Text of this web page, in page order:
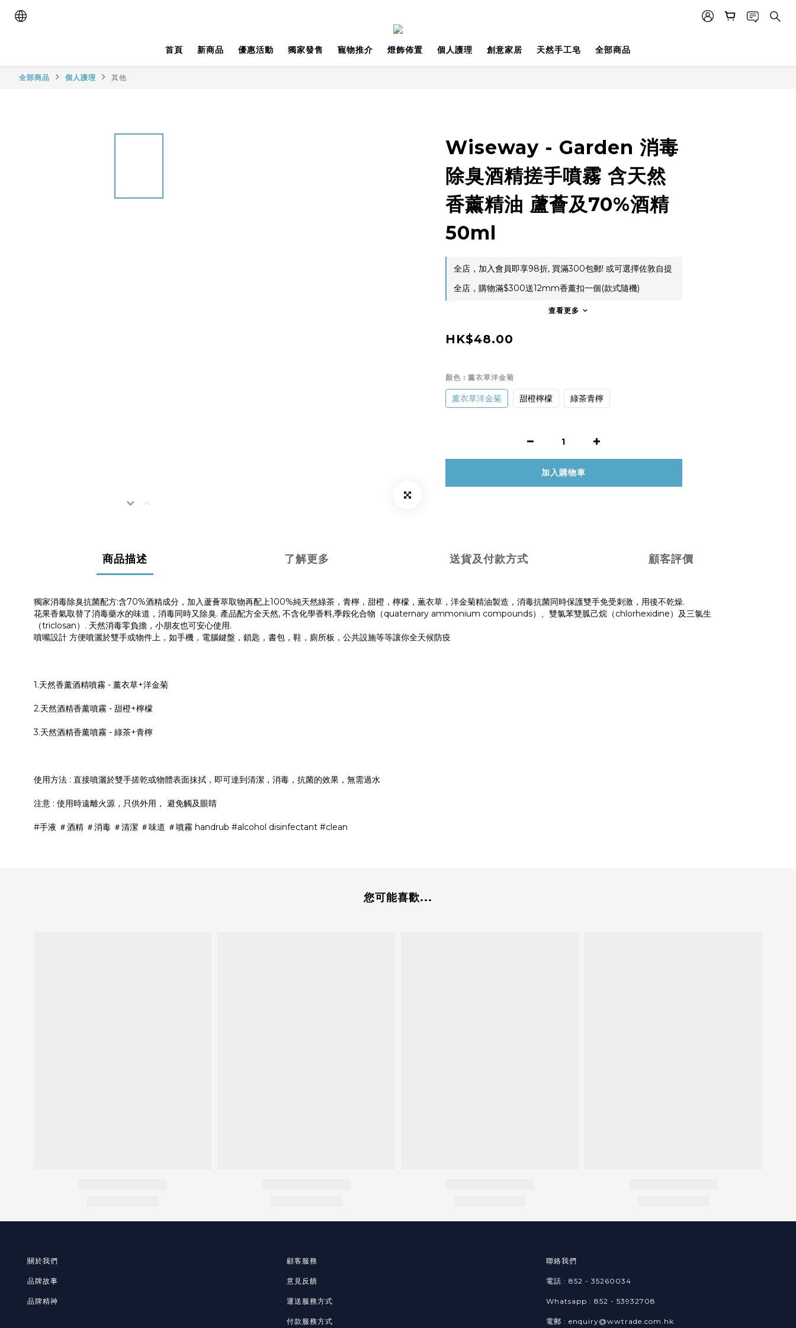
首頁 新商品 優惠活動 獨家發售 寵物推介 燈飾佈置 個人護理 創意家居 天然手工皂 全部商品
全部商品 個人護理 其他
Wiseway - Garden 消毒
除臭酒精搓手噴霧 含天然
香薰精油 蘆薈及70%酒精
50ml
全店，加入會員即享98折, 買滿300包郵! 或可選擇佐敦自提
全店，購物滿$300送12mm香薰扣一個(款式隨機)
查看更多
HK$48.00
顏色 : 薰衣草洋金菊
薰衣草洋金菊 甜橙檸檬 綠茶青檸
加入購物車
商品描述 了解更多 送貨及付款方式 顧客評價
獨家消毒除臭抗菌配方:含70%酒精成分，加入蘆薈萃取物再配上100%純天然綠茶，青檸，甜橙，檸檬，薫衣草，洋金菊精油製造，消毒抗菌同時保護雙手免受刺激，用後不乾燥.
花果香氣取替了消毒藥水的味道，消毒同時又除臭. 產品配方全天然, 不含化學香料,季銨化合物（quaternary ammonium compounds）、雙氯苯雙胍己烷（chlorhexidine）及三氯生
（triclosan）. 天然消毒零負擔，小朋友也可安心使用.
噴嘴設計 方便噴灑於雙手或物件上，如手機，電腦鍵盤，鎖匙，書包，鞋，廁所板，公共設施等等讓你全天候防疫
1.天然香薰酒精噴霧 - 薰衣草+洋金菊
2.天然酒精香薰噴霧 - 甜橙+檸檬
3.天然酒精香薰噴霧 - 綠茶+青檸
使用方法 : 直接噴灑於雙手搓乾或物體表面抹拭，即可達到清潔，消毒，抗菌的效果，無需過水
注意 : 使用時遠離火源，只供外用 ， 避免觸及眼睛
#手液 ＃酒精 ＃消毒 ＃清潔 ＃味道 ＃噴霧 handrub #alcohol disinfectant #clean
您可能喜歡...
關於我們
品牌故事
品牌精神
顧客服務
意見反饋
運送服務方式
付款服務方式
聯絡我們
電話 : 852 - 35260034
Whatsapp : 852 - 53932708​
電郵 : enquiry@wwtrade.com.hk